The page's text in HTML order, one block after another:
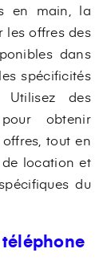
en main, la
les offres des
dans
spécificités
des
obtenir
tout en
location et
du